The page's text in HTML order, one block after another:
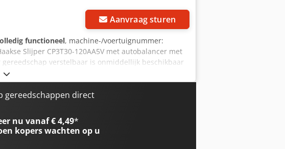
Aanvraag sturen
functioneel, machine-/voertuignummer:
Slijper CP3T30-120AA5V met autobalancer met
verstelbaar is onmiddellijk beschikbaar
Ideaal gereedschap voor het slijpen en
non-ferrometalen en steen, bijvoorbeeld in de staal-
in de gewapende betonbouw Technische
vermogen: 2,3 kW Chedpfx Alsvptx Togoa
in rust: 0,48 m³/min Slijpschijf Ø buiten max.:
IT 3/8" Minimale slangmaat (5m
en olievrij
gereedschappen direct
nu vanaf € 4,49*
koperswachten op u